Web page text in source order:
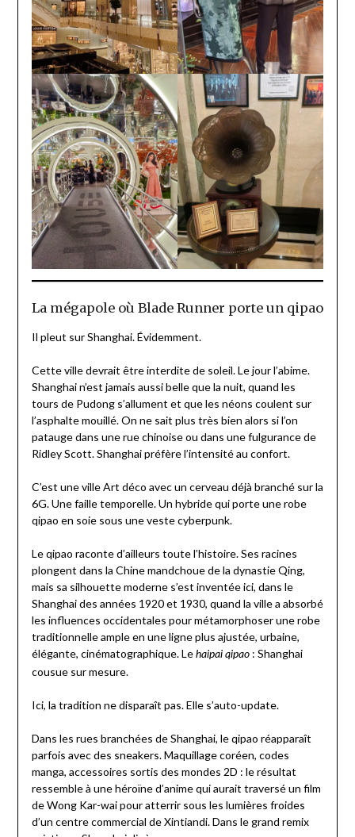
La mégapole où Blade Runner porte un qipao
Il pleut sur Shanghai. Évidemment.
Cette ville devrait être interdite de soleil. Le jour l’abime.
Shanghai n’est jamais aussi belle que la nuit, quand les
tours de Pudong s’allument et que les néons coulent sur
l’asphalte mouillé. On ne sait plus très bien alors si l’on
patauge dans une rue chinoise ou dans une fulgurance de
Ridley Scott. Shanghai préfère l’intensité au confort.
C’est une ville Art déco avec un cerveau déjà branché sur la
6G. Une faille temporelle. Un hybride qui porte une robe
qipao en soie sous une veste cyberpunk.
Le qipao raconte d’ailleurs toute l’histoire. Ses racines
plongent dans la Chine mandchoue de la dynastie Qing,
mais sa silhouette moderne s’est inventée ici, dans le
Shanghai des années 1920 et 1930, quand la ville a absorbé
les influences occidentales pour métamorphoser une robe
traditionnelle ample en une ligne plus ajustée, urbaine,
élégante, cinématographique. Le haipai qipao: Shanghai
cousue sur mesure.
Ici, la tradition ne disparaît pas. Elle s’auto-update.
Dans les rues branchées de Shanghai, le qipao réapparaît
parfois avec des sneakers. Maquillage coréen, codes
manga, accessoires sortis des mondes 2D : le résultat
ressemble à une héroïne d’anime qui aurait traversé un film
de Wong Kar-wai pour atterrir sous les lumières froides
d’un centre commercial de Xintiandi. Dans le grand remix